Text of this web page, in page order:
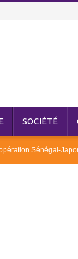
SOCIÉTÉ
Sénégal-